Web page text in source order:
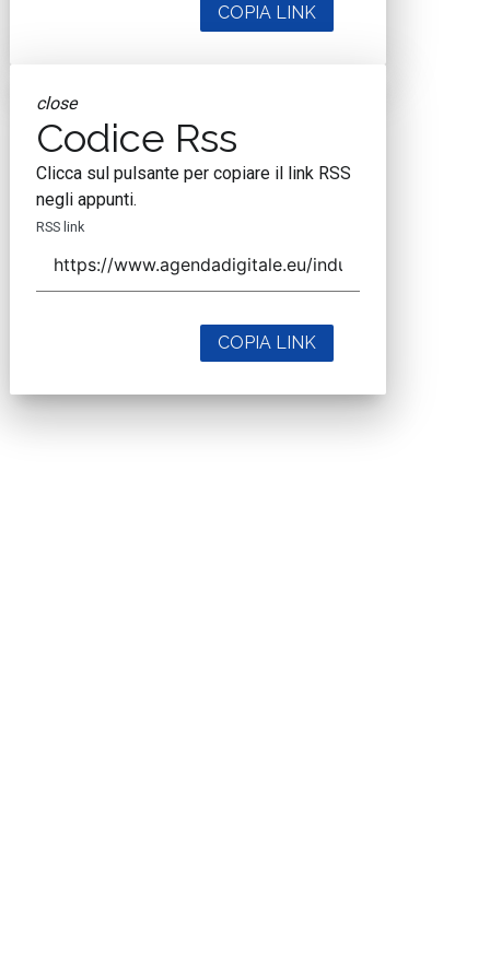
COPIA LINK
close
Codice Rss
Clicca sul pulsante per copiare il link RSS
negli appunti.
RSS link
COPIA LINK